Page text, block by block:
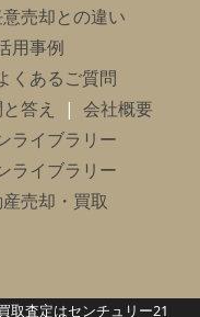
売却との違い
用事例
くあるご質問
答え
会社概要
ライブラリー
ライブラリー
売却・買取
査定はセンチュリー21